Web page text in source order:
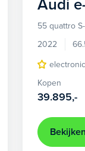
Audi
55 quattro
2022
Kopen
39.895,-
Bekijken